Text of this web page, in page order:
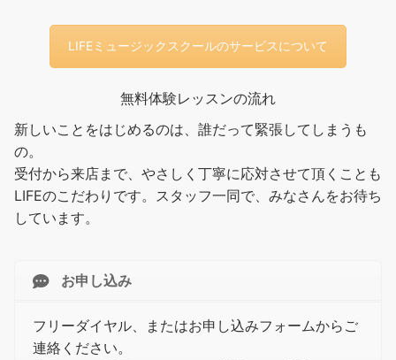
LIFEミュージックスクールのサービスについて
無料体験レッスンの流れ
新しいことをはじめるのは、誰だって緊張してしまうも
の。
受付から来店まで、やさしく丁寧に応対させて頂くことも
LIFEのこだわりです。スタッフ一同で、みなさんをお待ち
しています。
お申し込み
フリーダイヤル、またはお申し込みフォームからご
連絡ください。